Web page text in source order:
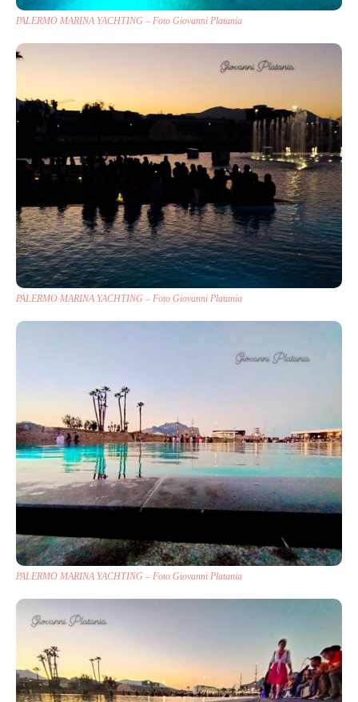
PALERMO MARINA YACHTING – Foto Giovanni Platania
PALERMO MARINA YACHTING – Foto Giovanni Platania
PALERMO MARINA YACHTING – Foto Giovanni Platania